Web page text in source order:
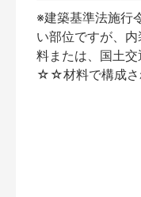
※建築基準法施行
い部位ですが、
料または、国土
☆☆材料で構成さ